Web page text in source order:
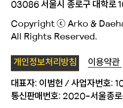
03086 서울시 종로구 대학로
Copyright ⓒ Arko &
All Rights Reserved.
개인정보처리방침 이용약관
대표자: 이범헌 / 사업자번호:
통신판매번호: 2020-서울종